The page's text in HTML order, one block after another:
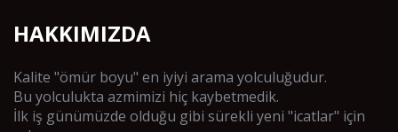
HAKKIMIZDA
Kalite "ömür boyu" en iyiyi arama yolculuğudur.
Bu yolculukta azmimizi hiç kaybetmedik.
İlk iş günümüzde olduğu gibi sürekli yeni "icatlar" için